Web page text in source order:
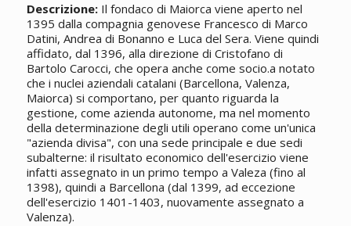
Descrizione:Il fondaco di Maiorca viene aperto nel
1395 dalla compagnia genovese Francesco di Marco
Datini, Andrea di Bonanno e Luca del Sera. Viene quindi
affidato, dal 1396, alla direzione di Cristofano di
Bartolo Carocci, che opera anche come socio.a notato
che i nuclei aziendali catalani (Barcellona, Valenza,
Maiorca) si comportano, per quanto riguarda la
gestione, come azienda autonome, ma nel momento
della determinazione degli utili operano come un'unica
"azienda divisa", con una sede principale e due sedi
subalterne: il risultato economico dell'esercizio viene
infatti assegnato in un primo tempo a Valeza (fino al
1398), quindi a Barcellona (dal 1399, ad eccezione
dell'esercizio 1401-1403, nuovamente assegnato a
Valenza).